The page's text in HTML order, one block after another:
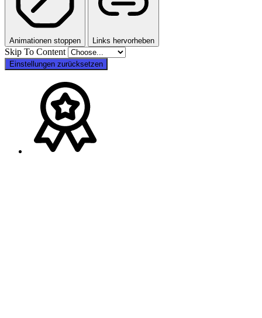
Animationen stoppen Links hervorheben
Skip To Content
Einstellungen zurücksetzen